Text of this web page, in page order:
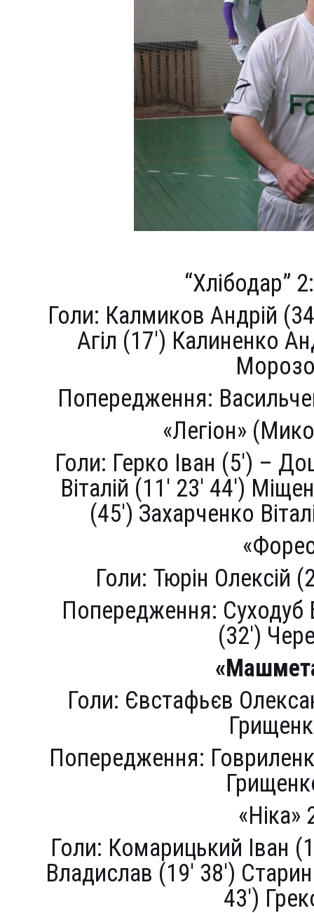
“Хлібодар”
Голи: Калмиков Андрій
Агіл (17′) Калиненко
Попередження:
«Легіон»
Голи: Герко Іван (5′) –
Віталій (11′ 23′ 44′)
(45′) Захарченко
Голи: Тюрін Олексій
Попередження: Суходуб
(32′)
Голи: Євстафьєв
Попередження:
«Ніка»
Голи: Комарицький Іван
Владислав (19′ 38′)
43′)